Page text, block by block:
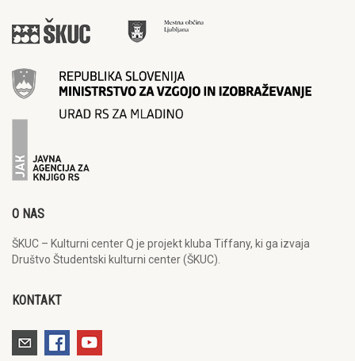
O NAS
ŠKUC – Kulturni center Q je projekt kluba Tiffany, ki ga izvaja
Društvo Študentski kulturni center (ŠKUC).
KONTAKT